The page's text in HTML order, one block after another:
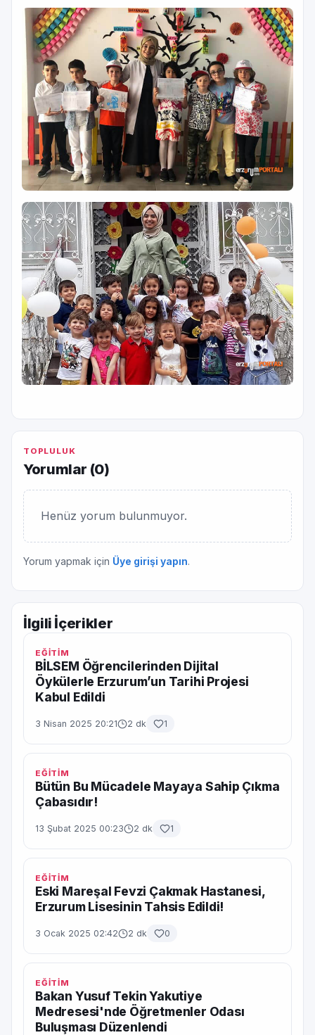
TOPLULUK
Yorumlar (0)
Henüz yorum bulunmuyor.
Yorum yapmak için Üye girişi yapın.
İlgili İçerikler
EĞİTİM
BİLSEM Öğrencilerinden Dijital
Öykülerle Erzurum’un Tarihi Projesi
Kabul Edildi
3 Nisan 2025 20:21 2 dk 1
EĞİTİM
Bütün Bu Mücadele Mayaya Sahip Çıkma
Çabasıdır!
13 Şubat 2025 00:23 2 dk 1
EĞİTİM
Eski Mareşal Fevzi Çakmak Hastanesi,
Erzurum Lisesinin Tahsis Edildi!
3 Ocak 2025 02:42 2 dk 0
EĞİTİM
Bakan Yusuf Tekin Yakutiye
Medresesi'nde Öğretmenler Odası
Buluşması Düzenlendi